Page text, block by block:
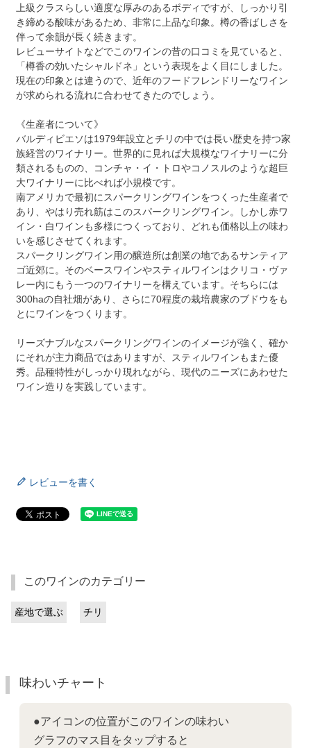
上級クラスらしい適度な厚みのあるボディですが、しっかり引
き締める酸味があるため、非常に上品な印象。樽の香ばしさを
伴って余韻が長く続きます。
レビューサイトなどでこのワインの昔の口コミを見ていると、
「樽香の効いたシャルドネ」という表現をよく目にしました。
現在の印象とは違うので、近年のフードフレンドリーなワイン
が求められる流れに合わせてきたのでしょう。
《生産者について》
バルディビエソは1979年設立とチリの中では長い歴史を持つ家
族経営のワイナリー。世界的に見れば大規模なワイナリーに分
類されるものの、コンチャ・イ・トロやコノスルのような超巨
大ワイナリーに比べれば小規模です。
南アメリカで最初にスパークリングワインをつくった生産者で
あり、やはり売れ筋はこのスパークリングワイン。しかし赤ワ
イン・白ワインも多様につくっており、どれも価格以上の味わ
いを感じさせてくれます。
スパークリングワイン用の醸造所は創業の地であるサンティア
ゴ近郊に。そのベースワインやスティルワインはクリコ・ヴァ
レー内にもう一つのワイナリーを構えています。そちらには
300haの自社畑があり、さらに70程度の栽培農家のブドウをも
とにワインをつくります。
リーズナブルなスパークリングワインのイメージが強く、確か
にそれが主力商品ではありますが、スティルワインもまた優
秀。品種特性がしっかり現れながら、現代のニーズにあわせた
ワイン造りを実践しています。
レビューを書く
このワインのカテゴリー
産地で選ぶ チリ
味わいチャート
●アイコンの位置がこのワインの味わい
グラフのマス目をタップすると